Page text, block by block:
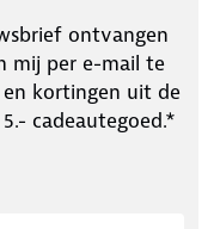
ontvangen
mij per e-mail te
en kortingen uit de
cadeautegoed.*